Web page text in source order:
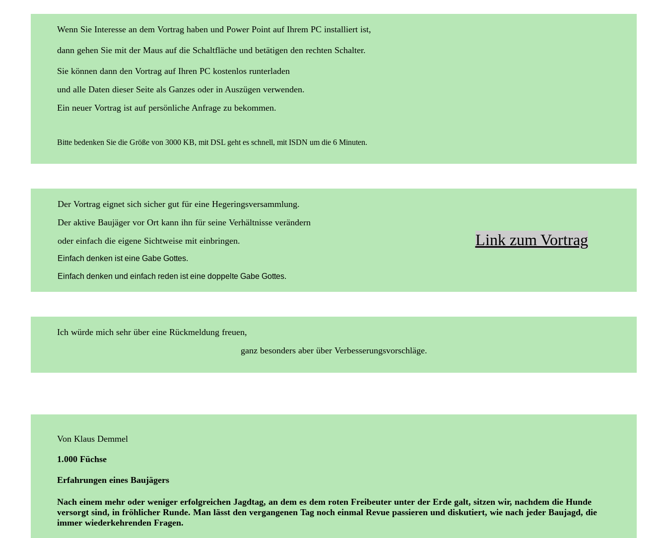
Wenn Sie Interesse an dem Vortrag haben und Power Point auf Ihrem PC installiert ist,
dann gehen Sie mit der Maus auf die Schaltfläche und betätigen den rechten Schalter.
Sie können dann den Vortrag auf Ihren PC kostenlos runterladen
und alle Daten dieser Seite als Ganzes oder in Auszügen verwenden.
Ein neuer Vortrag ist auf persönliche Anfrage zu bekommen.
Bitte bedenken Sie die Größe von 3000 KB, mit DSL geht es schnell, mit ISDN um die 6 Minuten.
Der Vortrag eignet sich sicher gut für eine Hegeringsversammlung.
Der aktive Baujäger vor Ort kann ihn für seine Verhältnisse verändern
oder einfach die eigene Sichtweise mit einbringen.
Einfach denken ist eine Gabe Gottes.
Einfach denken und einfach reden ist eine doppelte Gabe Gottes.
Link zum Vortrag
Ich würde mich sehr über eine Rückmeldung freuen,
ganz besonders aber über Verbesserungsvorschläge.
Von Klaus Demmel
1.000 Füchse
Erfahrungen eines Baujägers
Nach einem mehr oder weniger erfolgreichen Jagdtag, an dem es dem roten Freibeuter unter der Erde galt, sitzen wir, nachdem die Hunde
versorgt sind, in fröhlicher Runde. Man lässt den vergangenen Tag noch einmal Revue passieren und diskutiert, wie nach jeder Baujagd, die
immer wiederkehrenden Fragen.